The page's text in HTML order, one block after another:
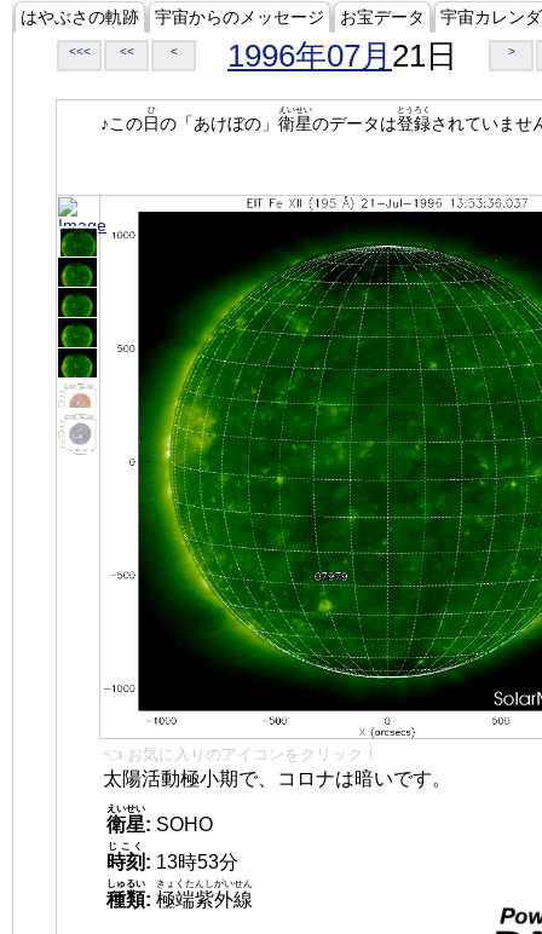
はやぶさの軌跡 宇宙からのメッセージ お宝データ 宇宙カレン
<<< << < 1996年07月 21日 >
♪この日
ひ
の「あけぼの」 衛星
えいせい
のデータは登録
とうろく
されていませ
👈 お気に入りのアイコンをクリック！
太陽活動極小期で、コロナは暗いです。
衛星
えいせい
: SOHO
時刻
じこく
: 13時53分
種類
しゅるい
: 極端紫外線
きょくたんしがいせん